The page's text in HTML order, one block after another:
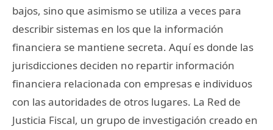
bajos, sino que asimismo se utiliza a veces para
describir sistemas en los que la información
financiera se mantiene secreta. Aquí es donde las
jurisdicciones deciden no repartir información
financiera relacionada con empresas e individuos
con las autoridades de otros lugares. La Red de
Justicia Fiscal, un grupo de investigación creado en